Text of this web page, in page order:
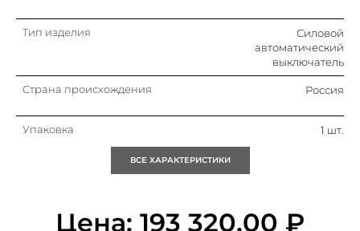
Тип изделия
Силовой
автоматический
выключатель
Страна происхождения Россия
Упаковка 1 шт.
ВСЕ ХАРАКТЕРИСТИКИ
Цена: 193 320,00 ₽